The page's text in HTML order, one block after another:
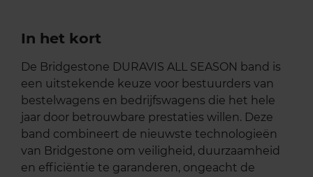
In het kort
De Bridgestone DURAVIS ALL SEASON band is
een uitstekende keuze voor bestuurders van
bestelwagens en bedrijfswagens die het hele
jaar door betrouwbare prestaties willen. Deze
band combineert de nieuwste technologieën
van Bridgestone om veiligheid, duurzaamheid
en efficiëntie te garanderen, ongeacht de